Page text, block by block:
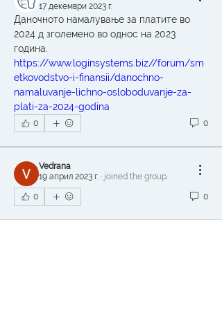
17 декември 2023 г.
Даночното намалување за платите во
2024 д зголемено во однос на 2023
https://www.loginsystems.biz//forum/sm
etkovodstvo-i-finansii/danochno-
namaluvanje-lichno-osloboduvanje-za-
plati-za-2024-godina
0 0
Vedrana
19 април 2023 г. · joined the group.
0 0